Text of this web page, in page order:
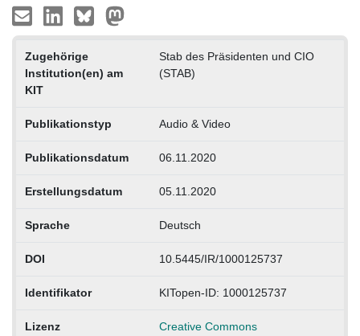
Zugehörige
Institution(en) am
KIT
Stab des Präsidenten und CIO
(STAB)
Publikationstyp Audio & Video
Publikationsdatum 06.11.2020
Erstellungsdatum 05.11.2020
Sprache Deutsch
DOI 10.5445/IR/1000125737
Identifikator KITopen-ID: 1000125737
Lizenz Creative Commons